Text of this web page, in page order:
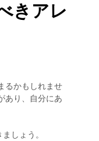
きアレ
るかもしれませ
あり、自分にあ
しょう。